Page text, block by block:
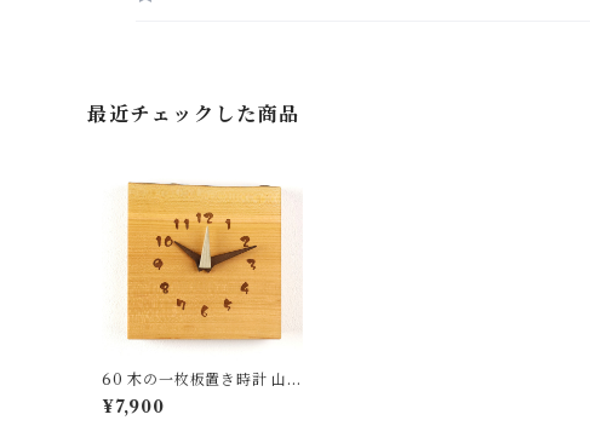
最近チェックした商品
60 木の一枚板置き時計 山桜
国産 一点物 SWING オリジ
ナル 無垢 新築祝い 結婚祝い
¥7,900